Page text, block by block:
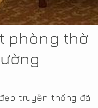
phòng thờ
truyền thống đã